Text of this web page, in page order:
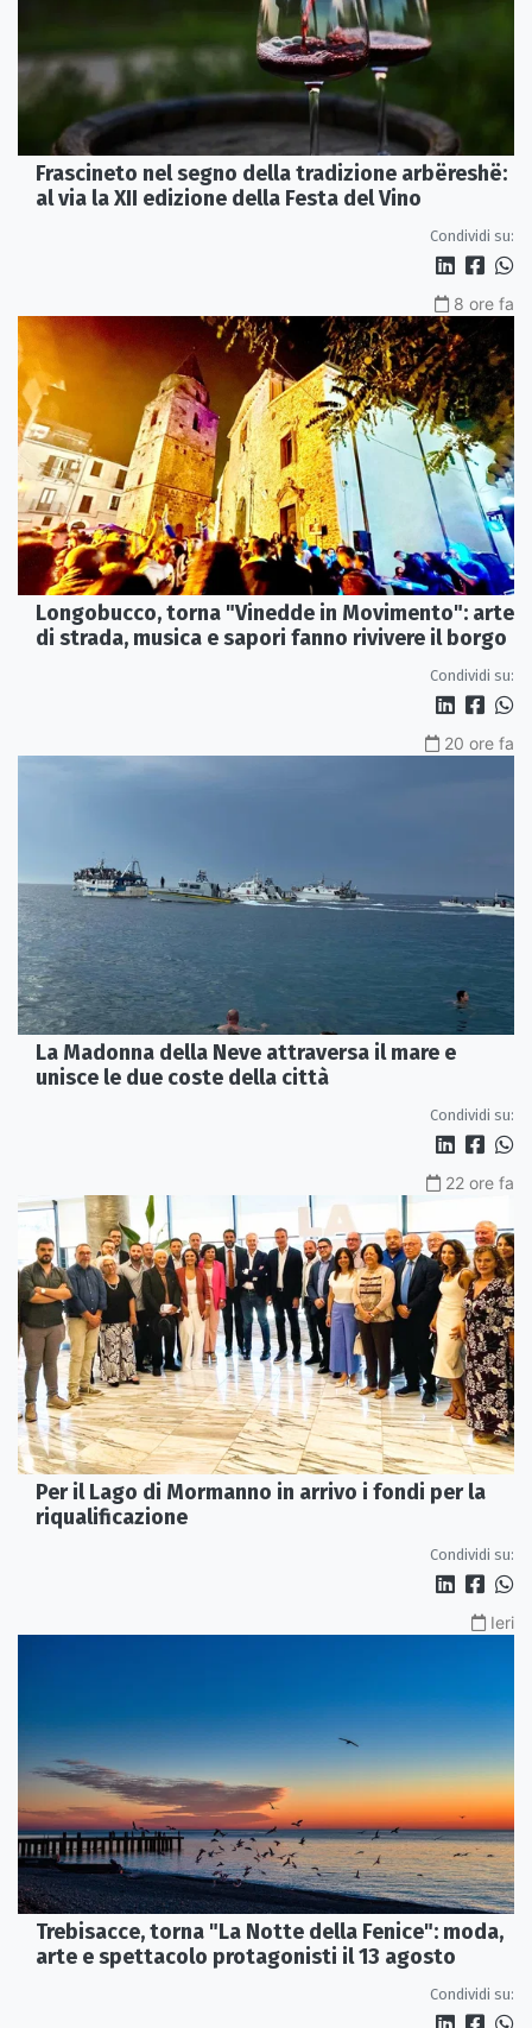
Frascineto nel segno della tradizione arbëreshë:
al via la XII edizione della Festa del Vino
Condividi su:
8 ore fa
Longobucco, torna "Vinedde in Movimento": arte
di strada, musica e sapori fanno rivivere il borgo
Condividi su:
20 ore fa
La Madonna della Neve attraversa il mare e
unisce le due coste della città
Condividi su:
22 ore fa
Per il Lago di Mormanno in arrivo i fondi per la
riqualificazione
Condividi su:
Ieri
Trebisacce, torna "La Notte della Fenice": moda,
arte e spettacolo protagonisti il 13 agosto
Condividi su: